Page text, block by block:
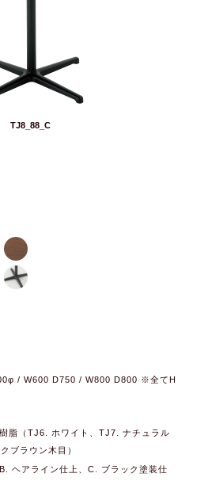
TJ8_88_C
/ W600 D750 / W800 D800 ※全てH
脂（TJ6. ホワイト、TJ7. ナチュラル
ブラウン木目）
ヘアライン仕上、C. ブラック塗装仕